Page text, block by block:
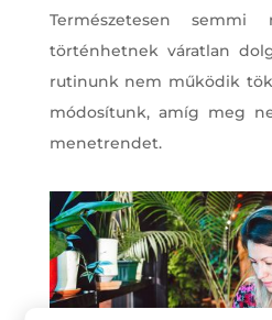
Természetesen
történhetnek váratlan
rutinunk nem működik
módosítunk, amíg meg
menetrendet.